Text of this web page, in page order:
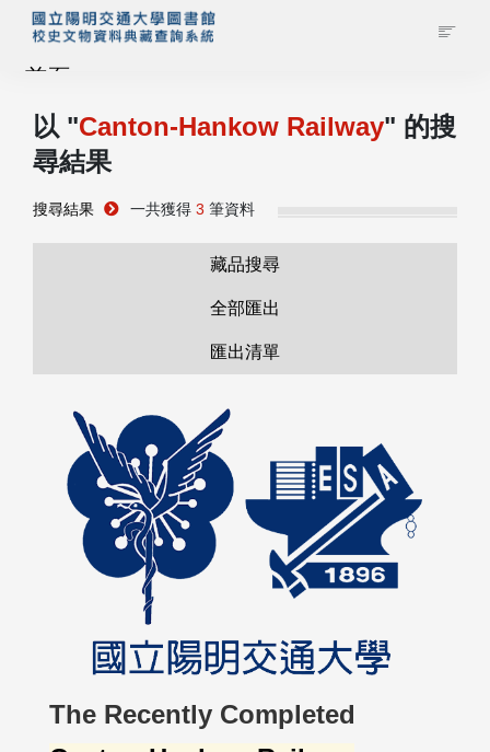
首頁
藏品查詢
校史館簡介
管理者登入
以 "Canton-Hankow Railway" 的搜
尋結果
搜尋結果 一共獲得 3 筆資料
藏品搜尋
全部匯出
匯出清單
The Recently Completed